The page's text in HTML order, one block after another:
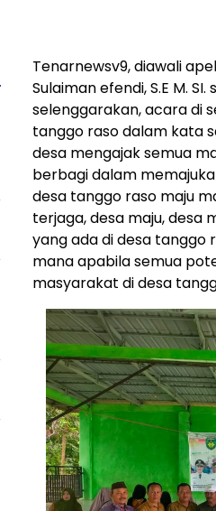
Tenarnewsv9, diawali
Sulaiman efendi, S.E M.
selenggarakan, acara di
tanggo raso dalam kata
desa mengajak semua
berbagi dalam
desa tanggo raso maju
terjaga, desa maju, desa
yang ada di desa tanggo
mana apabila semua
masyarakat di desa